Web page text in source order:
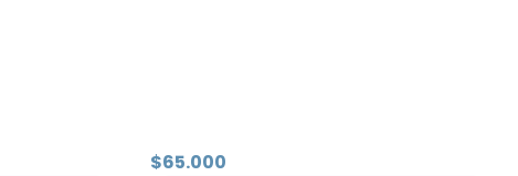
$65.000